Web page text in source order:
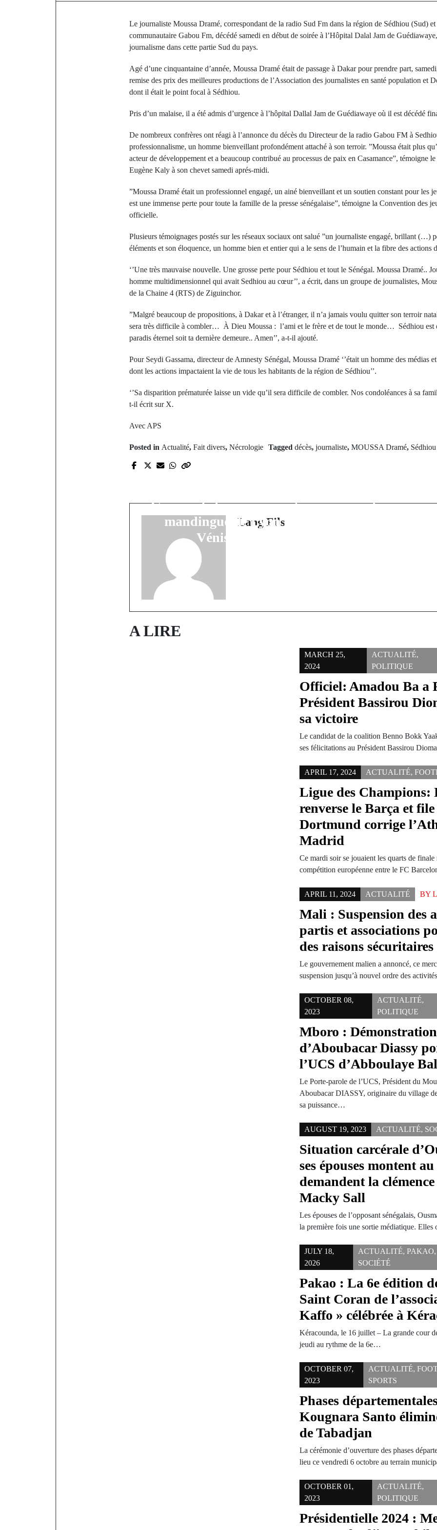
Le journaliste Moussa Dramé, correspondant de la radio Sud Fm dans la région de Sédhiou (Sud)
communautaire Gabou Fm, décédé samedi en début de soirée à l’Hôpital Dalal Jam de
journalisme dans cette partie Sud du pays.
Agé d’une cinquantaine d’année, Moussa Dramé était de passage à Dakar pour prendre part,
remise des prix des meilleures productions de l’Association des journalistes en santé population et
dont il était le point focal à Sédhiou.
Pris d’un malaise, il a été admis d’urgence à l’hôpital Dallal Jam de Guédiawaye où il est décédé
De nombreux confrères ont réagi à l’annonce du décès du Directeur de la radio Gabou FM à
professionnalisme, un homme bienveillant profondément attaché à son terroir. ”Moussa était plus
acteur de développement et a beaucoup contribué au processus de paix en Casamance”, témoigne
Eugène Kaly à son chevet samedi aprés-midi.
”Moussa Dramé était un professionnel engagé, un ainé bienveillant et un soutien constant pour les
est une immense perte pour toute la famille de la presse sénégalaise”, témoigne la Convention des
officielle.
Plusieurs témoignages postés sur les réseaux sociaux ont salué ”un journaliste engagé, brillant (…)
éléments et son éloquence, un homme bien et entier qui a le sens de l’humain et la fibre des actions
‘’Une très mauvaise nouvelle. Une grosse perte pour Sédhiou et tout le Sénégal. Moussa Dramé..
homme multidimensionnel qui avait Sedhiou au cœur’’, a écrit, dans un groupe de journalistes,
de la Chaine 4 (RTS) de Ziguinchor.
”Malgré beaucoup de propositions, à Dakar et à l’étranger, il n’a jamais voulu quitter son terroir
sera très difficile à combler… À Dieu Moussa : l’ami et le frère et de tout le monde… Sédhiou
paradis éternel soit ta dernière demeure.. Amen’’, a-t-il ajouté.
Pour Seydi Gassama, directeur de Amnesty Sénégal, Moussa Dramé ‘’était un homme des médias
dont les actions impactaient la vie de tous les habitants de la région de Sédhiou’’.
‘’Sa disparition prématurée laisse un vide qu’il sera difficile de combler. Nos condoléances à sa
t-il écrit sur X.
Avec APS
Posted in Actualité, Fait divers, Nécrologie Tagged décès, journaliste, MOUSSA Dramé, Sédhiou
l'érudition : Éclatante
Gamou de la communauté
mandingue de Lyon à
Vénissieux
dénonce
Lang Fils
A LIRE
MARCH 25,
2024
ACTUALITÉ,
POLITIQUE
Officiel: Amadou Ba a
Président Bassirou
sa victoire
Le candidat de la coalition Benno Bokk
ses félicitations au Président Bassirou
APRIL 17, 2024 ACTUALITÉ,
Ligue des Champions:
renverse le Barça et
Dortmund corrige
Madrid
Ce mardi soir se jouaient les quarts de
compétition européenne entre le FC
APRIL 11, 2024 ACTUALITÉ BY
Mali : Suspension des
partis et associations
des raisons sécuritaires
Le gouvernement malien a annoncé, ce
suspension jusqu’à nouvel ordre des
OCTOBER 08,
2023
ACTUALITÉ,
POLITIQUE
Mboro :
d’Aboubacar Diassy
l’UCS d’Abboulaye
Le Porte-parole de l’UCS, Président du
Aboubacar DIASSY, originaire du village
sa puissance…
AUGUST 19, 2023 ACTUALITÉ,
Situation carcérale
ses épouses montent
demandent la
Macky Sall
Les épouses de l’opposant sénégalais,
la première fois une sortie médiatique.
JULY 18,
2026
ACTUALITÉ,PAKAO,
SOCIÉTÉ
Pakao : La 6e édition
Saint Coran de
Kaffo » célébrée à
Kéracounda, le 16 juillet – La grande cour
jeudi au rythme de la 6e…
OCTOBER 07,
2023
ACTUALITÉ,
SPORTS
Phases
Kougnara Santo
de Tabadjan
La cérémonie d’ouverture des phases
lieu ce vendredi 6 octobre au terrain
OCTOBER 01,
2023
ACTUALITÉ,
POLITIQUE
Présidentielle 2024 :